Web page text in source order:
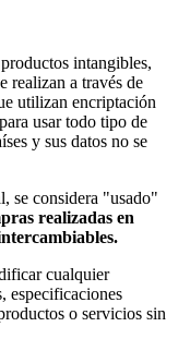
intangibles,
realizan a través de
utilizan encriptación
usar todo tipo de
y sus datos no se
se considera "usado"
realizadas en
cualquier
especificaciones
o servicios sin